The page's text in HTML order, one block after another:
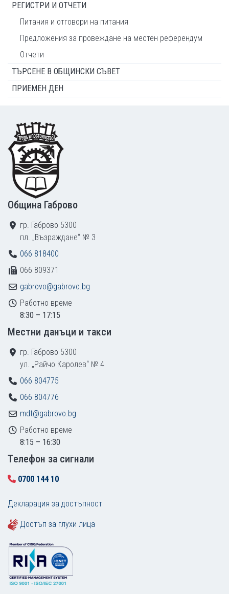
РЕГИСТРИ И ОТЧЕТИ
Питания и отговори на питания
Предложения за провеждане на местен референдум
Отчети
ТЪРСЕНЕ В ОБЩИНСКИ СЪВЕТ
ПРИЕМЕН ДЕН
Footer
Община Габрово
гр. Габрово 5300
пл. „Възраждане“ № 3
066 818400
066 809371
gabrovo@gabrovo.bg
Работно време
8:30 – 17:15
Местни данъци и такси
гр. Габрово 5300
ул. „Райчо Каролев“ № 4
066 804775
066 804776
mdt@gabrovo.bg
Работно време
8:15 – 16:30
Tелефон за сигнали
0700 144 10
Декларация за достъпност
Достъп за глухи лица